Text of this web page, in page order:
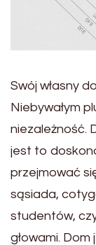
Swój własny
Niebywałym
niezależność.
jest to
przejmować
sąsiada,
studentów,
głowami.